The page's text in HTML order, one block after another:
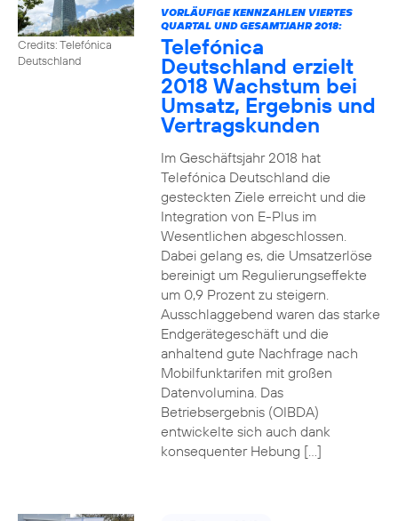
Credits: Telefónica
Deutschland
VORLÄUFIGE KENNZAHLEN VIERTES
QUARTAL UND GESAMTJAHR 2018:
Telefónica
Deutschland erzielt
2018 Wachstum bei
Umsatz, Ergebnis und
Vertragskunden
Im Geschäftsjahr 2018 hat
Telefónica Deutschland die
gesteckten Ziele erreicht und die
Integration von E-Plus im
Wesentlichen abgeschlossen.
Dabei gelang es, die Umsatzerlöse
bereinigt um Regulierungseffekte
um 0,9 Prozent zu steigern.
Ausschlaggebend waren das starke
Endgerätegeschäft und die
anhaltend gute Nachfrage nach
Mobilfunktarifen mit großen
Datenvolumina. Das
Betriebsergebnis (OIBDA)
entwickelte sich auch dank
konsequenter Hebung […]